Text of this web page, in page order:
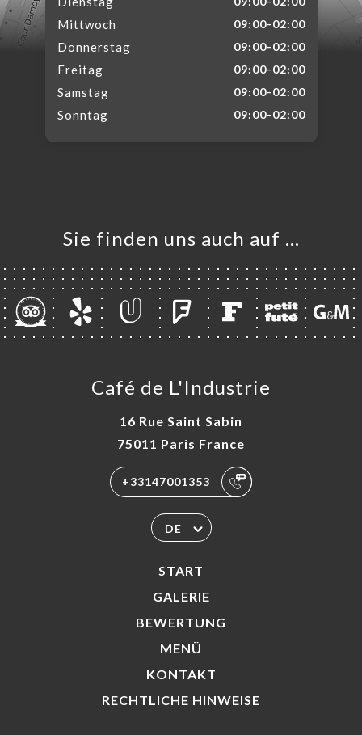
Mittwoch 09:00-02:00
Donnerstag 09:00-02:00
Freitag 09:00-02:00
Samstag 09:00-02:00
Sonntag 09:00-02:00
Sie finden uns auch auf …
Café de L'Industrie
16 Rue Saint Sabin
75011 Paris France
+33147001353
DE
START
GALERIE
BEWERTUNG
MENÜ
KONTAKT
RECHTLICHE HINWEISE